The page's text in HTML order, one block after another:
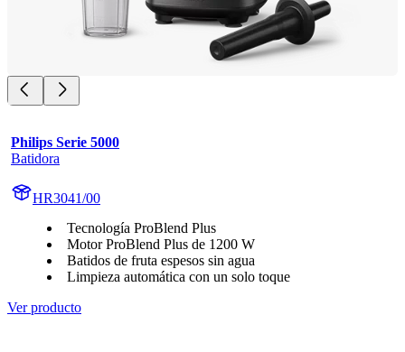
Philips Serie 5000
Batidora
HR3041/00
Tecnología ProBlend Plus
Motor ProBlend Plus de 1200 W
Batidos de fruta espesos sin agua
Limpieza automática con un solo toque
Ver producto